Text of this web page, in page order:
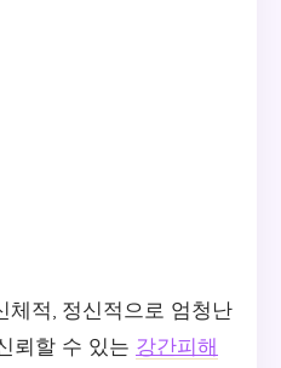
체적, 정신적으로 엄청난
뢰할 수 있는 강간피해